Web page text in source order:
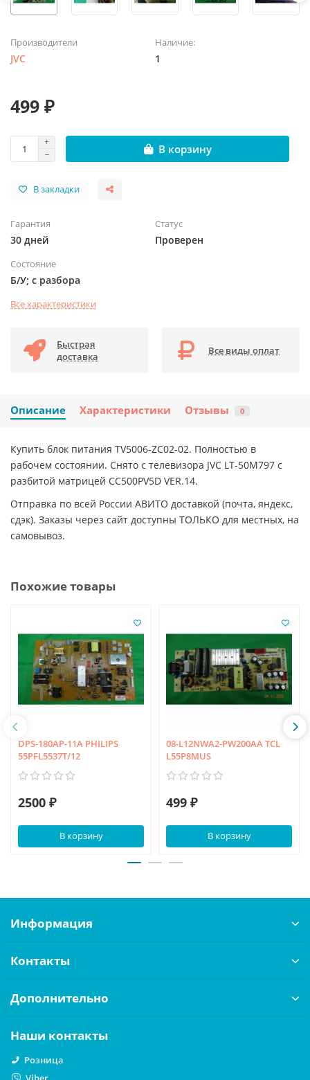
Производители
JVC
Наличие:
1
499 ₽
В корзину
В закладки
Гарантия
30 дней
Статус
Проверен
Состояние
Б/У; с разбора
Все характеристики
Быстрая
доставка
Все виды оплат
Описание Характеристики Отзывы 0
Купить блок питания TV5006-ZC02-02. Полностью в
рабочем состоянии. Снято с телевизора JVC LT-50M797 с
разбитой матрицей CC500PV5D VER.14.
Отправка по всей России АВИТО доставкой (почта, яндекс,
сдэк). Заказы через сайт доступны ТОЛЬКО для местных, на
самовывоз.
Похожие товары
DPS-180AP-11A PHILIPS
55PFL5537T/12
2500 ₽
В корзину
08-L12NWA2-PW200AA TCL
L55P8MUS
499 ₽
В корзину
Информация
Контакты
Дополнительно
Наши контакты
Розница